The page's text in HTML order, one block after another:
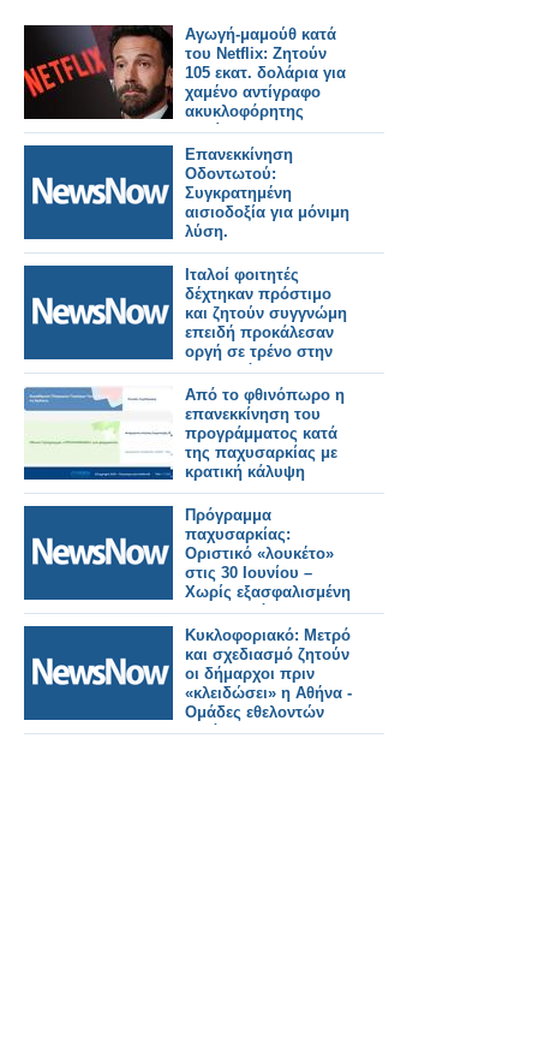
Αγωγή-μαμούθ κατά
του Netflix: Ζητούν
105 εκατ. δολάρια για
χαμένο αντίγραφο
ακυκλοφόρητης
ταινίας
Επανεκκίνηση
Οδοντωτού:
Συγκρατημένη
αισιοδοξία για μόνιμη
λύση.
Ιταλοί φοιτητές
δέχτηκαν πρόστιμο
και ζητούν συγγνώμη
επειδή προκάλεσαν
οργή σε τρένο στην
Μπανγκόκ.
Από το φθινόπωρο η
επανεκκίνηση του
προγράμματος κατά
της παχυσαρκίας με
κρατική κάλυψη
Πρόγραμμα
παχυσαρκίας:
Οριστικό «λουκέτο»
στις 30 Ιουνίου –
Χωρίς εξασφαλισμένη
χρηματοδότηση η
επανεκκίνηση
Κυκλοφοριακό: Μετρό
και σχεδιασμό ζητούν
οι δήμαρχοι πριν
«κλειδώσει» η Αθήνα -
Ομάδες εθελοντών
κατά των